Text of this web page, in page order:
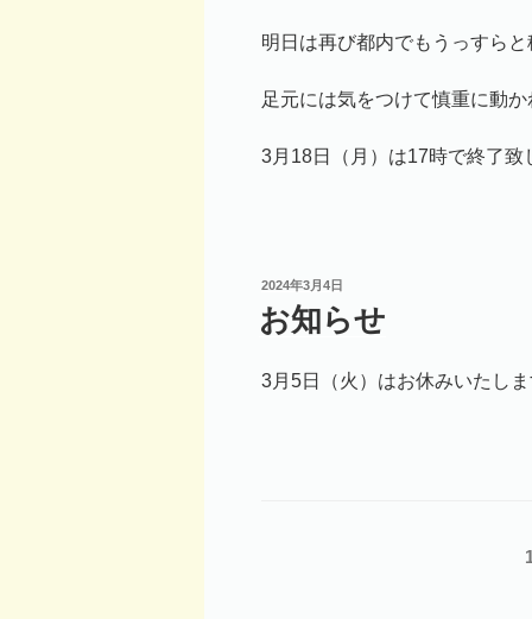
明日は再び都内でもうっすら
足元には気をつけて慎重に動か
3月18日（月）は17時で終了致
投
日:
2024年3月4日
お知らせ
3月5日（火）はお休みいたしま
固